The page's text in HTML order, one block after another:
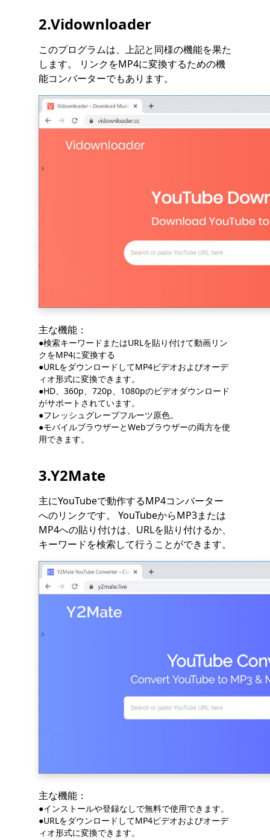
2.Vidownloader
このプログラムは、上記と同様の機能を果た
します。 リンクをMP4に変換するための機
能コンバーターでもあります。
主な機能：
●検索キーワードまたはURLを貼り付けて動画リン
クをMP4に変換する
●URLをダウンロードしてMP4ビデオおよびオーデ
ィオ形式に変換できます。
●HD、360p、720p、1080pのビデオダウンロード
がサポートされています。
●フレッシュグレープフルーツ原色。
●モバイルブラウザーとWebブラウザーの両方を使
用できます。
3.Y2Mate
主にYouTubeで動作するMP4コンバーター
へのリンクです。 YouTubeからMP3または
MP4への貼り付けは、URLを貼り付けるか、
キーワードを検索して行うことができます。
主な機能：
●インストールや登録なしで無料で使用できます。
●URLをダウンロードしてMP4ビデオおよびオーデ
ィオ形式に変換できます。